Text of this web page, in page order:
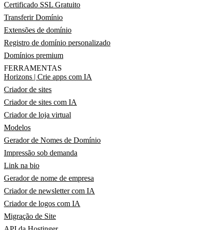
Certificado SSL Gratuito
Transferir Domínio
Extensões de domínio
Registro de domínio personalizado
Domínios premium
FERRAMENTAS
Horizons | Crie apps com IA
Criador de sites
Criador de sites com IA
Criador de loja virtual
Modelos
Gerador de Nomes de Domínio
Impressão sob demanda
Link na bio
Gerador de nome de empresa
Criador de newsletter com IA
Criador de logos com IA
Migração de Site